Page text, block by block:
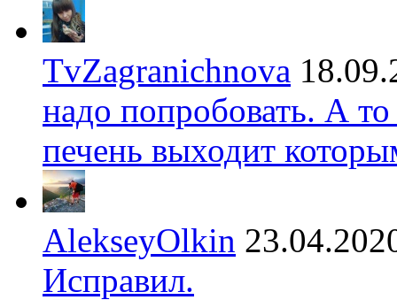
TvZagranichnova
надо попробовать. А
печень выходит
AlekseyOlkin
Исправил.